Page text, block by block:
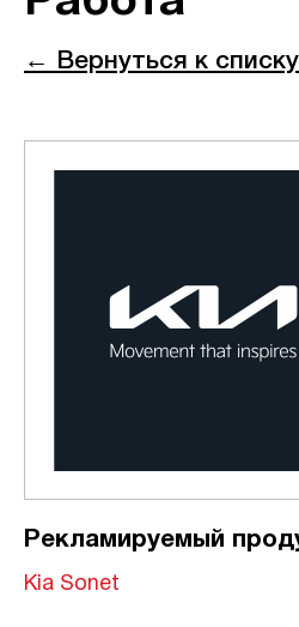
← Вернуться к
Рекламируемый
Kia Sonet